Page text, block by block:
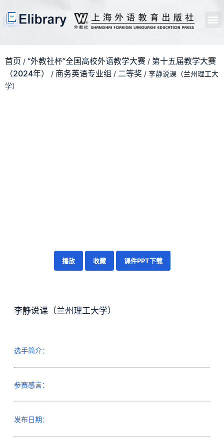
首页 / “外教社杯”全国高校外语教学大赛 / 第十五届教学大赛
（2024年）
/ 商务英语专业组 / 二等奖 / 李静说课（兰州理工大
学）
播放 收藏 课件PPT下载
李静说课（兰州理工大学）
选手简介：
参赛感言：
发布日期：